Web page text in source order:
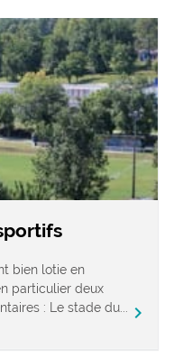
bien lotie en
particulier deux
: Le stade du...
chevron_right